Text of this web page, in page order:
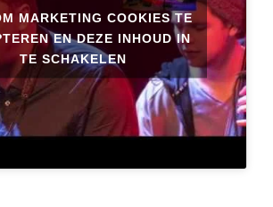
MARKETING COOKIES TE
EN DEZE INHOUD IN
TE SCHAKELEN